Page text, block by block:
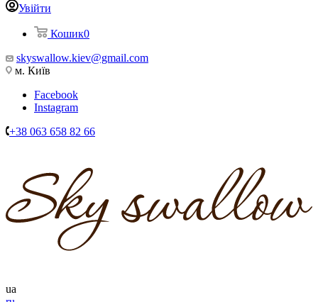
Увійти
Кошик0
skyswallow.kiev@gmail.com
м. Київ
Facebook
Instagram
+38 063 658 82 66
ua